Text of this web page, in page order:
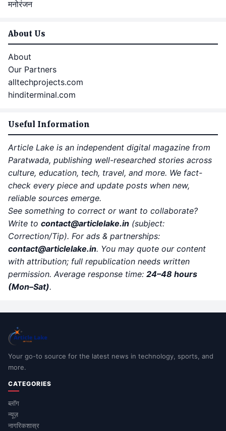
मनोरंजन
About Us
About
Our Partners
alltechprojects.com
hinditerminal.com
Useful Information
Article Lake is an independent digital magazine from
Paratwada, publishing well-researched stories across
culture, education, tech, travel, and more. We fact-
check every piece and update posts when new,
reliable sources emerge.
See something to correct or want to collaborate?
Write to contact@articlelake.in (subject:
Correction/Tip). For ads & partnerships:
contact@articlelake.in. You may quote our content
with attribution; full republication needs written
permission. Average response time: 24–48 hours
(Mon–Sat).
Your go-to source for the latest news in technology, sports, and
more.
CATEGORIES
ब्लॉग
न्यूज़
नागरिकशास्र